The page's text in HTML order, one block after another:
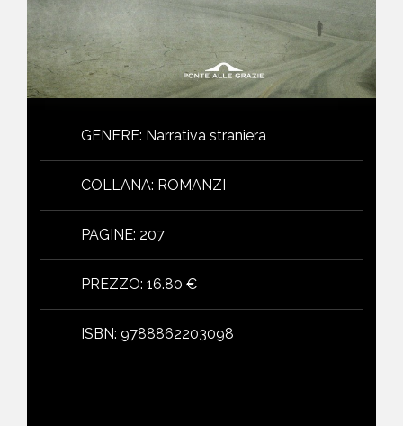
GENERE: Narrativa straniera
COLLANA: ROMANZI
PAGINE: 207
PREZZO: 16.80 €
ISBN: 9788862203098